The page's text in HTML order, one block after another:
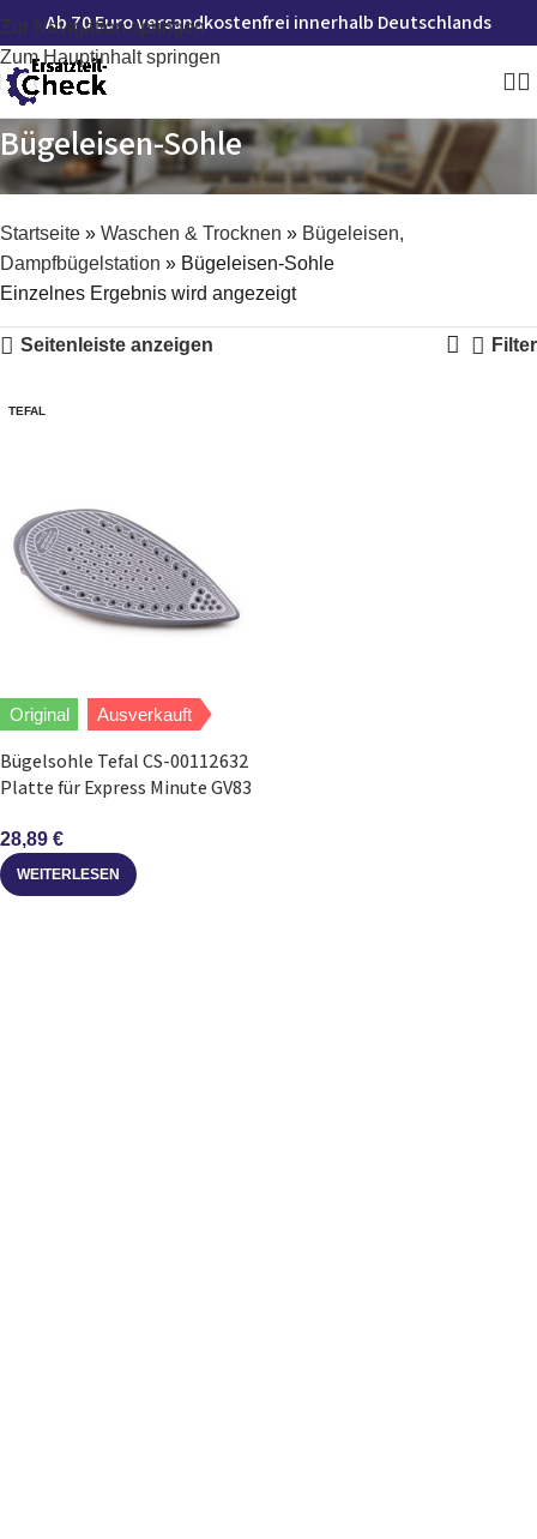
Zur Navigation springen
Zum Hauptinhalt springen
Ab 70 Euro versandkostenfrei innerhalb Deutschlands
Bügeleisen-Sohle
Startseite » Waschen & Trocknen » Bügeleisen,
Dampfbügelstation » Bügeleisen-Sohle
Einzelnes Ergebnis wird angezeigt
Seitenleiste anzeigen Filter
TEFAL
Original Ausverkauft
Bügelsohle Tefal CS-00112632
Platte für Express Minute GV83
28,89 €
WEITERLESEN